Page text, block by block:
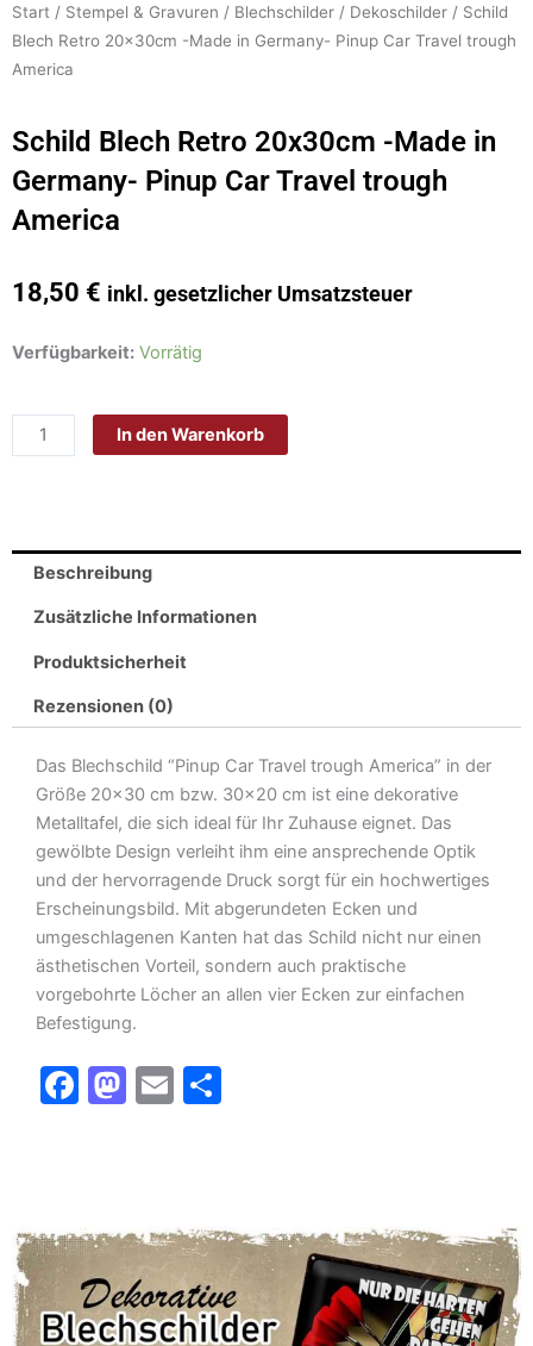
Start / Stempel & Gravuren / Blechschilder / Dekoschilder / Schild
Blech Retro 20x30cm -Made in Germany- Pinup Car Travel trough
America
Schild Blech Retro 20x30cm -Made in
Germany- Pinup Car Travel trough
America
18,50 € inkl. gesetzlicher Umsatzsteuer
Verfügbarkeit: Vorrätig
Schild
20x30cm
Germany-
Pinup
Car
trough
Menge
In den Warenkorb
Beschreibung
Zusätzliche Informationen
Produktsicherheit
Rezensionen (0)
Das Blechschild “Pinup Car Travel trough America” in der
Größe 20×30 cm bzw. 30×20 cm ist eine dekorative
Metalltafel, die sich ideal für Ihr Zuhause eignet. Das
gewölbte Design verleiht ihm eine ansprechende Optik
und der hervorragende Druck sorgt für ein hochwertiges
Erscheinungsbild. Mit abgerundeten Ecken und
umgeschlagenen Kanten hat das Schild nicht nur einen
ästhetischen Vorteil, sondern auch praktische
vorgebohrte Löcher an allen vier Ecken zur einfachen
Befestigung.
F
b
o
o
M
d
o
n
E